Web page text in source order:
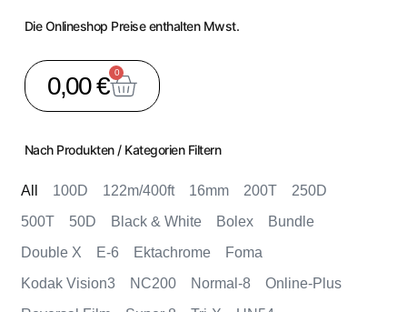
Die Onlineshop Preise enthalten Mwst.
0,00€ 0
Nach Produkten / Kategorien Filtern
100D 122m/400ft 16mm 200T
250D
500T
50D Black & White Bolex
Bundle
Double X
E-6 Ektachrome
Foma
Kodak Vision3
NC200 Normal-8
Online-Plus
All